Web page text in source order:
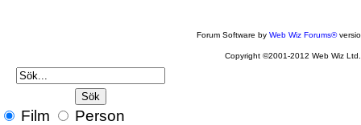
Forum Software byWeb Wiz Forums®
Copyright ©2001-2012 Web Wiz Ltd.
Film Person